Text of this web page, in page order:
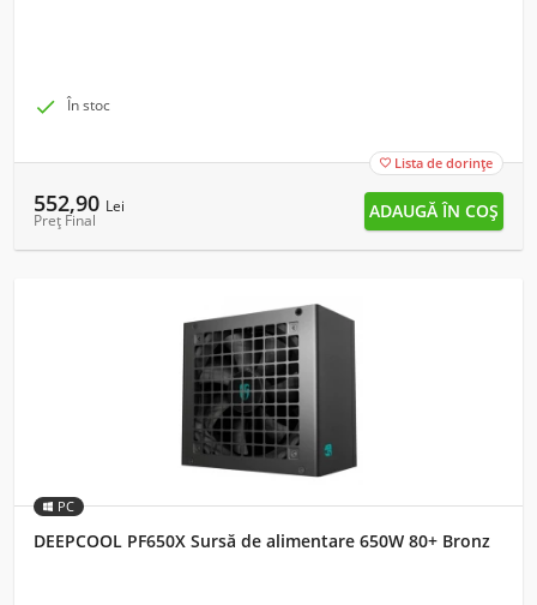
 În stoc
 Lista de dorințe
552,90 Lei
Preț Final
PC
DEEPCOOL PF650X Sursă de alimentare 650W 80+ Bronz